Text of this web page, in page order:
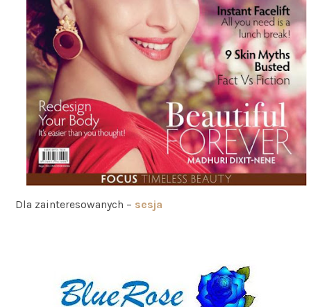
Dla zainteresowanych – sesja